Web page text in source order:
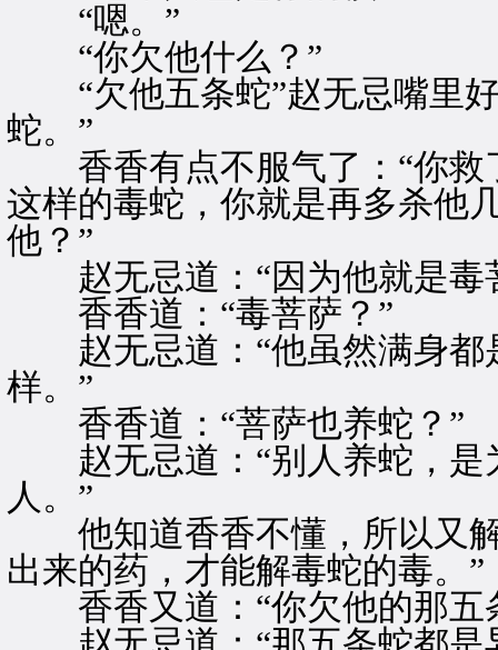
“嗯。”
“你欠他什么？”
“欠他五条蛇”赵无忌嘴里好
蛇。”
香香有点不服气了：“你救
这样的毒蛇，你就是再多杀他
他？”
赵无忌道：“因为他就是毒
香香道：“毒菩萨？”
赵无忌道：“他虽然满身都
样。”
香香道：“菩萨也养蛇？”
赵无忌道：“别人养蛇，是
人。”
他知道香香不懂，所以又解
出来的药，才能解毒蛇的毒。”
香香又道：“你欠他的那五